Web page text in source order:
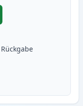
Brother LC1240